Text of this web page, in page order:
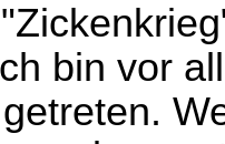
bin vor